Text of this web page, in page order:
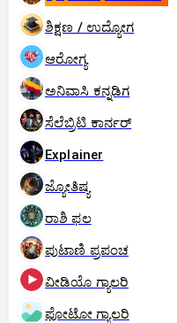
ಶಿಕ್ಷಣ / ಉದ್ಯೋಗ
ಆರೋಗ್ಯ
ಅನಿವಾಸಿ ಕನ್ನಡಿಗ
ಸೆಲೆಬ್ರಿಟಿ ಕಾರ್ನರ್‌
Explainer
ಜ್ಯೋತಿಷ್ಯ
ರಾಶಿ ಫಲ
ಪುಟಾಣಿ ಪ್ರಪಂಚ
ವೀಡಿಯೊ ಗ್ಯಾಲರಿ
ಫೋಟೋ ಗ್ಯಾಲರಿ